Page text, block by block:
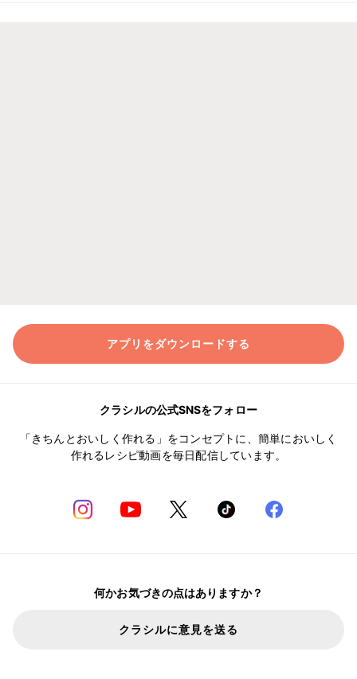
アプリをダウンロードする
クラシルの公式SNSをフォロー
「きちんとおいしく作れる」をコンセプトに、簡単においしく
作れるレシピ動画を毎日配信しています。
何かお気づきの点はありますか？
クラシルに意見を送る